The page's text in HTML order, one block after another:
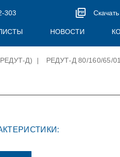
303
НОВОСТИ
Д) | РЕДУТ-Д 80/160/65/